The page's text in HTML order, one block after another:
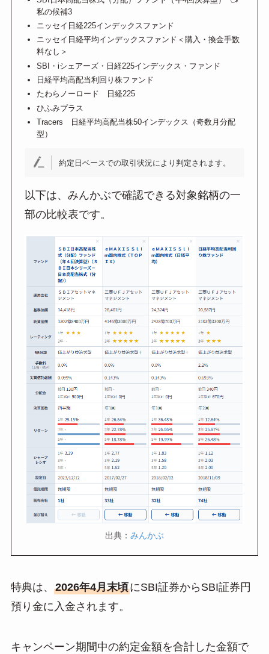
私の候補3
ニッセイ日経225インデックスファンド
ニッセイ日経平均インデックスファンド＜購入・換金手数
料なし＞
SBI・iシェアーズ・日経225インデックス・ファンド
日経平均高配当利回り株ファンド
たわらノーロード 日経225
ひふみプラス
Tracers 日経平均高配当株50インデックス（奇数月分配
型）
約定日ベースでの取引状況により判定されます。
以下は、みんかぶで確認できる対象銘柄の一
部の比較表です。
出典： みんかぶ
特典は、 2026年4月末頃にSBI証券からSBI証券円
預り金に入金されます。
キャンペーン期間中の約定金額を合計した金額で